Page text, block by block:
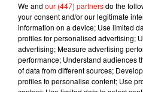
IntituléThe Walking Dead :
spin-off ne comportera que
comptera ainsi 10 épisodes et
en France sur Amazon Prime
We and our (447) partnersdo the
your consent and/or our legitimate
information on a device; Use limited
profiles for personalised advertising;
advertising; Measure advertising
performance; Understand audiences
of data from different sources;
profiles to personalise content; Use